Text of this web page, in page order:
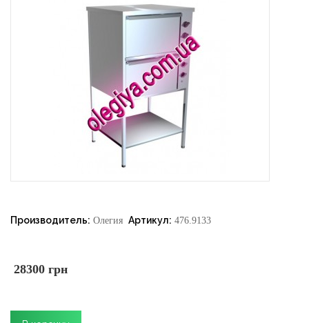
Производитель: Олегия
28300 грн
Артикул: 476.9133